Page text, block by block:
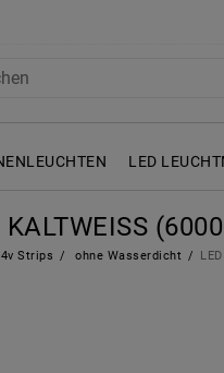
LED
Strips ohne Wasserdicht